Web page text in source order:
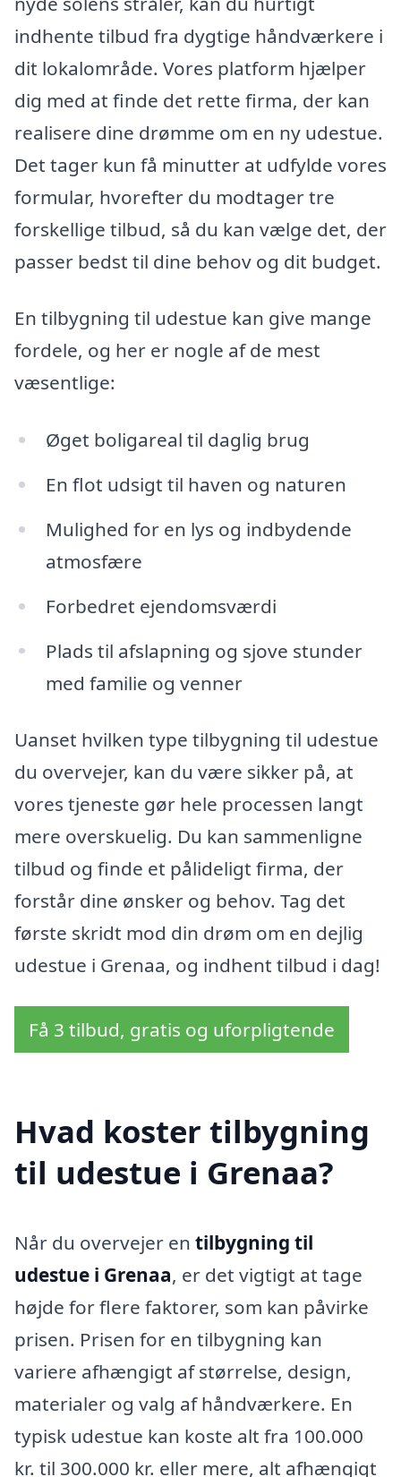
indhente tilbud fra dygtige håndværkere i
dit lokalområde. Vores platform hjælper
dig med at finde det rette firma, der kan
realisere dine drømme om en ny udestue.
Det tager kun få minutter at udfylde vores
formular, hvorefter du modtager tre
forskellige tilbud, så du kan vælge det, der
passer bedst til dine behov og dit budget.
En tilbygning til udestue kan give mange
fordele, og her er nogle af de mest
væsentlige:
Øget boligareal til daglig brug
En flot udsigt til haven og naturen
Mulighed for en lys og indbydende
atmosfære
Forbedret ejendomsværdi
Plads til afslapning og sjove stunder
med familie og venner
Uanset hvilken type tilbygning til udestue
du overvejer, kan du være sikker på, at
vores tjeneste gør hele processen langt
mere overskuelig. Du kan sammenligne
tilbud og finde et pålideligt firma, der
forstår dine ønsker og behov. Tag det
første skridt mod din drøm om en dejlig
udestue i Grenaa, og indhent tilbud i dag!
Få 3 tilbud, gratis og uforpligtende
Hvad koster tilbygning
til udestue i Grenaa?
Når du overvejer en tilbygning til
udestue i Grenaa, er det vigtigt at tage
højde for flere faktorer, som kan påvirke
prisen. Prisen for en tilbygning kan
variere afhængigt af størrelse, design,
materialer og valg af håndværkere. En
typisk udestue kan koste alt fra 100.000
kr. til 300.000 kr. eller mere, alt afhængigt